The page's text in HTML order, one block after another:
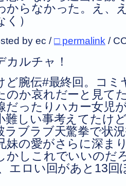
からなかった。え、
く）
by ec /□ permalink /
カルチャ！
ど腕伝#最終回。コ
のか哀れだーと見て
だったりハカー女児
難しい事考えてたけ
ラブラブ天驚拳で状
妹の愛がさらに深ま
かしこれでいいのだ
エロい回があと13回